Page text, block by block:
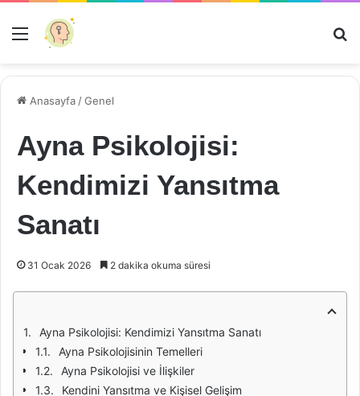
Menü
Anasayfa /Genel
Ayna Psikolojisi:
Kendimizi Yansıtma
Sanatı
31 Ocak 2026 2 dakika okuma süresi
Ayna Psikolojisi: Kendimizi Yansıtma Sanatı
Ayna Psikolojisinin Temelleri
Ayna Psikolojisi ve İlişkiler
Kendini Yansıtma ve Kişisel Gelişim